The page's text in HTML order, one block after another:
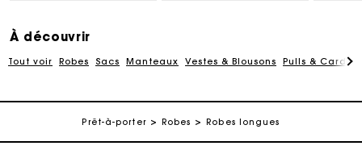
À découvrir
Tout voir Robes Sacs Manteaux Vestes & Blousons Pulls &
Prêt-à-porter Robes Robes longues
Paiement en plusieurs fois sans frais
Suivi de commande